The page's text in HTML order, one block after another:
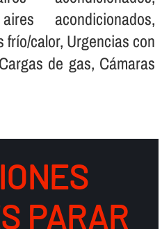
acondicionados,
calor, Urgencias con
de gas, Cámaras
PARAR